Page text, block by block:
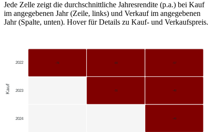
Jede Zelle zeigt die durchschnittliche Jahresrendite (p.a.) bei Kauf
im angegebenen Jahr (Zeile, links) und Verkauf im angegebenen
Jahr (Spalte, unten). Hover für Details zu Kauf- und Verkaufspreis.
2022
2023
2024
Kauf
-78 -60 -57
-31 -40
-46